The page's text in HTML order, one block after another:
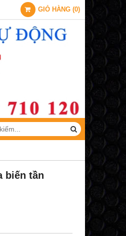
GIỎ HÀNG (0)
biến tần